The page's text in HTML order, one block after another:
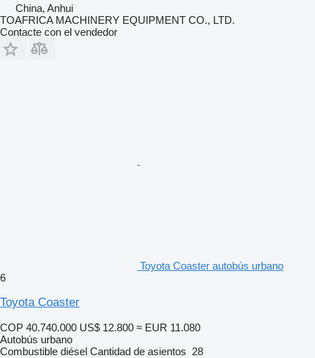
China, Anhui
TOAFRICA MACHINERY EQUIPMENT CO., LTD.
Contacte con el vendedor
Toyota Coaster autobús urbano
6
Toyota Coaster
COP 40.740.000 US$ 12.800 ≈ EUR 11.080
Autobús urbano
Combustible diésel Cantidad de asientos 28